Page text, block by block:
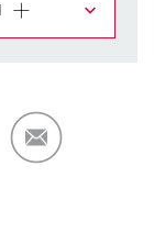
TOEVOEGEN